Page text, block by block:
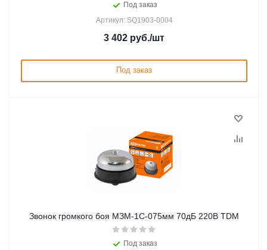
Под заказ
Артикул: SQ1903-0004
3 402 руб./шт
Под заказ
Звонок громкого боя МЗМ-1С-075мм 70дБ 220В TDM
Под заказ